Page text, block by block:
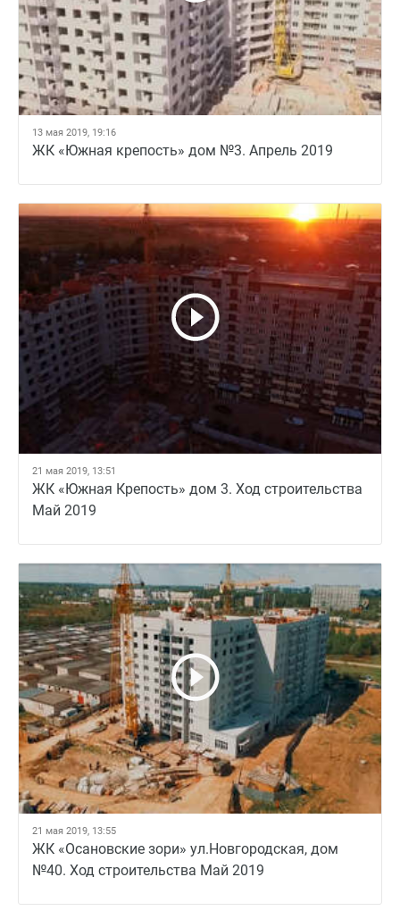
13 мая 2019, 19:16
ЖК «Южная крепость» дом №3. Апрель 2019
21 мая 2019, 13:51
ЖК «Южная Крепость» дом 3. Ход строительства
Май 2019
21 мая 2019, 13:55
ЖК «Осановские зори» ул.Новгородская, дом
№40. Ход строительства Май 2019